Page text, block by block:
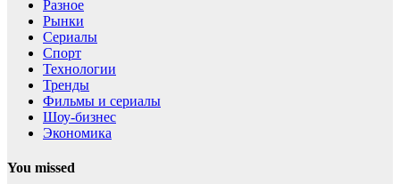
Разное
Рынки
Сериалы
Спорт
Технологии
Тренды
Фильмы и сериалы
Шоу-бизнес
Экономика
You missed